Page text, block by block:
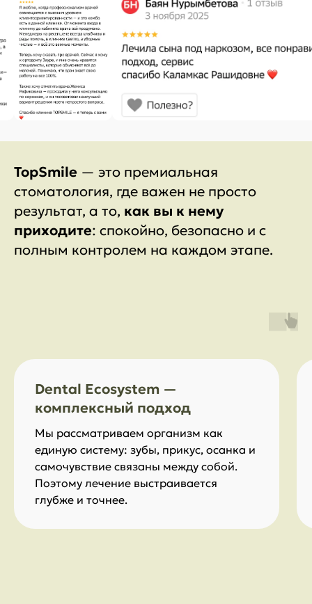
TopSmile — это премиальная
стоматология, где важен не просто
результат, а то, как вы к нему
приходите: спокойно, безопасно и с
полным контролем на каждом этапе.
Dental Ecosystem —
комплексный подход
Мы рассматриваем организм как
единую систему: зубы, прикус, осанка и
самочувствие связаны между собой.
Поэтому лечение выстраивается
глубже и точнее.